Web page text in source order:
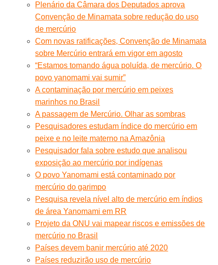
Plenário da Câmara dos Deputados aprova
Convenção de Minamata sobre redução do uso
de mercúrio
Com novas ratificações, Convenção de Minamata
sobre Mercúrio entrará em vigor em agosto
“Estamos tomando água poluída, de mercúrio. O
povo yanomami vai sumir”
A contaminação por mercúrio em peixes
marinhos no Brasil
A passagem de Mercúrio. Olhar as sombras
Pesquisadores estudam índice do mercúrio em
peixe e no leite materno na Amazônia
Pesquisador fala sobre estudo que analisou
exposição ao mercúrio por indígenas
O povo Yanomami está contaminado por
mercúrio do garimpo
Pesquisa revela nível alto de mercúrio em índios
de área Yanomami em RR
Projeto da ONU vai mapear riscos e emissões de
mercúrio no Brasil
Países devem banir mercúrio até 2020
Países reduzirão uso de mercúrio